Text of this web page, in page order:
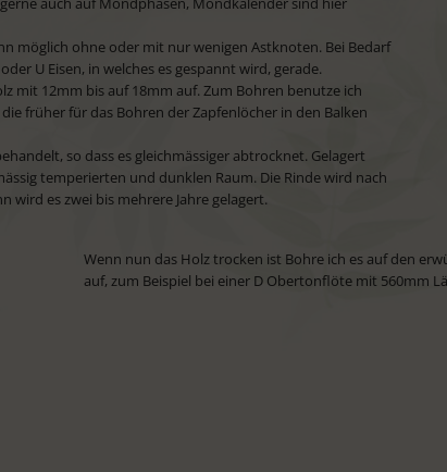
möglich ohne oder mit nur wenigen Astknoten. Bei Bedarf
U Eisen, in welches es gespannt wird, gerade.
mit 12mm bis auf 18mm auf. Zum Bohren benutze ich
früher für das Bohren der Zapfenlöcher in den Balken
so dass es gleichmässiger abtrocknet. Gelagert
temperierten und dunklen Raum. Die Rinde wird nach
es zwei bis mehrere Jahre gelagert.
Wenn nun das Holz trocken ist Bohre ich es auf den
auf, zum Beispiel bei einer D Obertonflöte mit 560mm